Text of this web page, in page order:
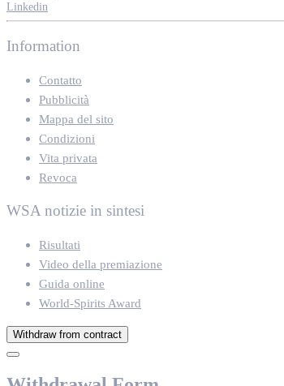
Linkedin
Information
Contatto
Pubblicità
Mappa del sito
Condizioni
Vita privata
Revoca
WSA notizie in sintesi
Risultati
Video della premiazione
Guida online
World-Spirits Award
Withdraw from contract